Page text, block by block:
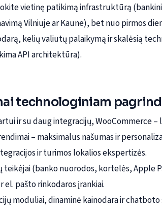
vietinę patikimą infrastruktūrą
Vilniuje ar Kaune), bet nuo pirmos
kelių valiutų palaikymą ir skalėsią
API architektūra).
technologiniam
ir su daug integracijų, WooCommerce
– maksimalus našumas ir
ir turimos lokalios ekspertizės.
(banko nuorodos, kortelės, Apple
el. pašto rinkodaros įrankiai.
moduliai, dinaminė kainodara ir